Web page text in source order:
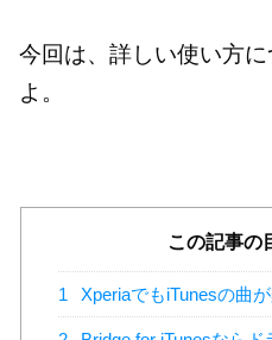
今回は、詳しい使い方
よ。
この記事の
1 XperiaでもiTunesの曲